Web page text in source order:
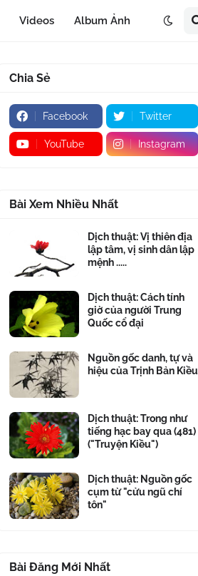
Videos Album Ảnh
Chia Sẻ
Facebook Twitter
YouTube Instagram
Bài Xem Nhiều Nhất
Dịch thuật: Vị thiên địa
lập tâm, vị sinh dân lập
mệnh .....
Dịch thuật: Cách tính
giờ của người Trung
Quốc cổ đại
Nguồn gốc danh, tự và
hiệu của Trịnh Bản Kiều
Dịch thuật: Trong như
tiếng hạc bay qua (481)
("Truyện Kiều")
Dịch thuật: Nguồn gốc
cụm từ "cửu ngũ chí
tôn"
Bài Đăng Mới Nhất